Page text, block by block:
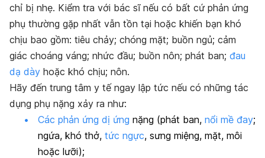
chỉ bị nhẹ. Kiểm tra với bác sĩ nếu có bất cứ phản ứng
phụ thường gặp nhất vẫn tồn tại hoặc khiến bạn khó
chịu bao gồm: tiêu chảy; chóng mặt; buồn ngủ; cảm
giác choáng váng; nhức đầu; buồn nôn; phát ban; đau
dạ dày hoặc khó chịu; nôn.
Hãy đến trung tâm y tế ngay lập tức nếu có những tác
dụng phụ nặng xảy ra như:
Các phản ứng dị ứng nặng (phát ban, nổi mề đay;
ngứa, khó thở, tức ngực, sưng miệng, mặt, môi
hoặc lưỡi);